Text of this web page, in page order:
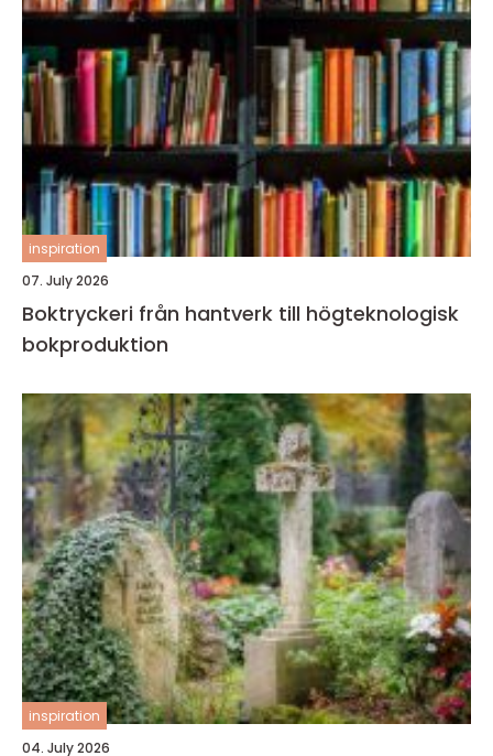
inspiration
07. July 2026
Boktryckeri från hantverk till högteknologisk
bokproduktion
inspiration
04. July 2026